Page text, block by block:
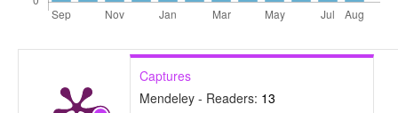
Captures
Mendeley - Readers: 13